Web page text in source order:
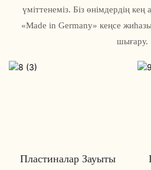
үміттенеміз. Біз өнімдердің
«Made in Germany» кеңсе
шығару.
Пластиналар Зауыты